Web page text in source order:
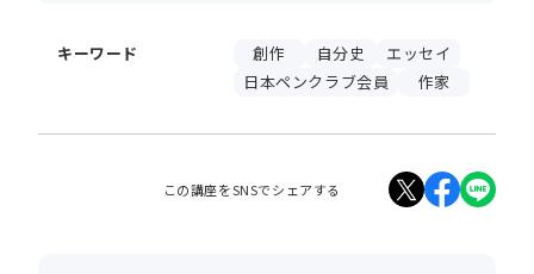
キーワード 創作 自分史
エッセイ
日本ペンクラブ会員
作家
この講座をSNSでシェアする